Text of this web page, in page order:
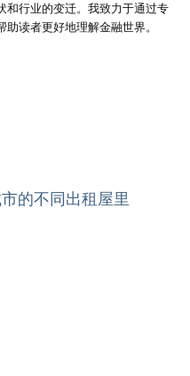
和行业的变迁。我致力于通过专
读者更好地理解金融世界。
的不同出租屋里